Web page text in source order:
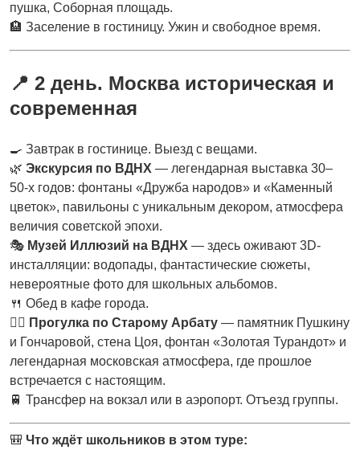
пушка, Соборная площадь.
🏨 Заселение в гостиницу. Ужин и свободное время.
📍 2 день. Москва историческая и
современная
🍳 Завтрак в гостинице. Выезд с вещами.
🌿 Экскурсия по ВДНХ — легендарная выставка 30–
50-х годов: фонтаны «Дружба народов» и «Каменный
цветок», павильоны с уникальным декором, атмосфера
величия советской эпохи.
🎭 Музей Иллюзий на ВДНХ — здесь оживают 3D-
инсталляции: водопады, фантастические сюжеты,
невероятные фото для школьных альбомов.
🍴 Обед в кафе города.
🚶‍♀️ Прогулка по Старому Арбату — памятник Пушкину
и Гончаровой, стена Цоя, фонтан «Золотая Турандот» и
легендарная московская атмосфера, где прошлое
встречается с настоящим.
🚆 Трансфер на вокзал или в аэропорт. Отъезд группы.
🎒 Что ждёт школьников в этом туре: